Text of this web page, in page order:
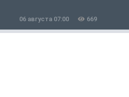
06 августа 07:00 669